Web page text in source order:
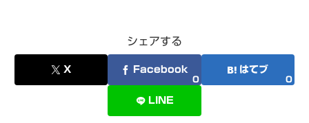
シェアする
X Facebook
0
はてブ
0
LINE